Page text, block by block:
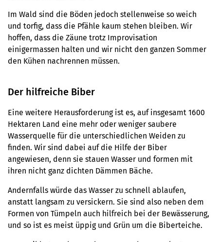
Im Wald sind die Böden jedoch stellenweise so weich
und torfig, dass die Pfähle kaum stehen bleiben. Wir
hoffen, dass die Zäune trotz Improvisation
einigermassen halten und wir nicht den ganzen Sommer
den Kühen nachrennen müssen.
Der hilfreiche Biber
Eine weitere Herausforderung ist es, auf insgesamt 1600
Hektaren Land eine mehr oder weniger saubere
Wasserquelle für die unterschiedlichen Weiden zu
finden. Wir sind dabei auf die Hilfe der Biber
angewiesen, denn sie stauen Wasser und formen mit
ihren nicht ganz dichten Dämmen Bäche.
Andernfalls würde das Wasser zu schnell ablaufen,
anstatt langsam zu versickern. Sie sind also neben dem
Formen von Tümpeln auch hilfreich bei der Bewässerung,
und so ist es meist üppig und Grün um die Biberteiche.